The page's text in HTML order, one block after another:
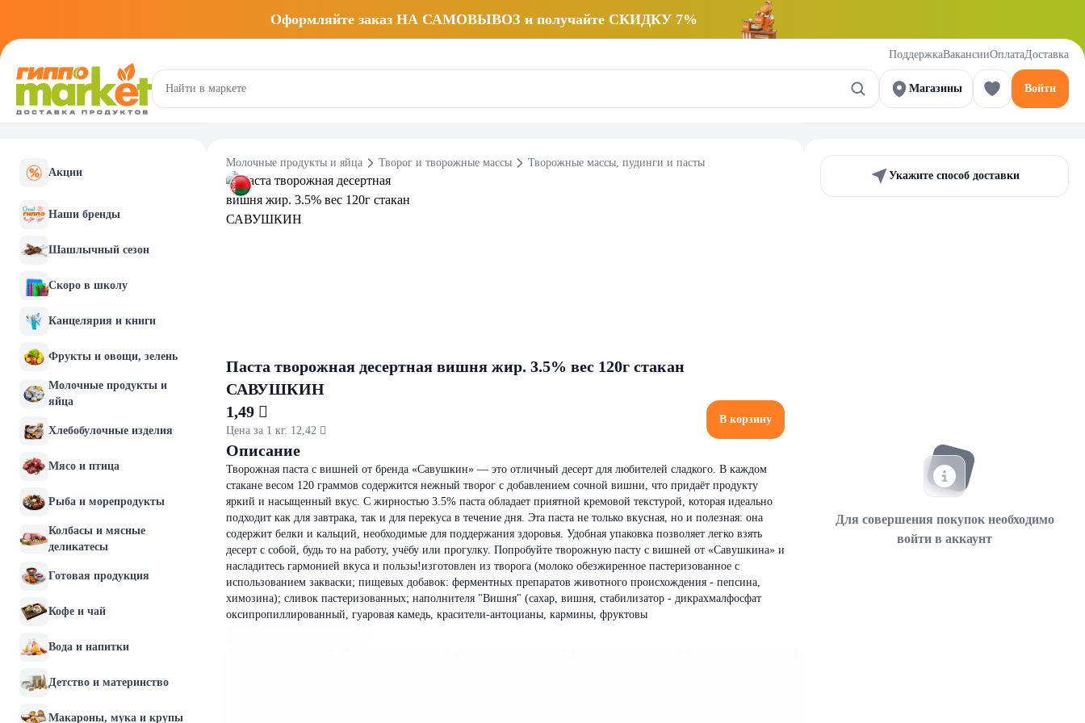
Оформляйте заказ НА САМОВЫВОЗ и получайте СКИДКУ 7%
ПоддержкаВакансииОплатаДоставка
Магазины Войти
Акции
Наши бренды
Шашлычный сезон
Скоро в школу
Канцелярия и книги
Фрукты и овощи, зелень
Молочные продукты и
яйца
Хлебобулочные изделия
Мясо и птица
Рыба и морепродукты
Колбасы и мясные
деликатесы
Готовая продукция
Кофе и чай
Вода и напитки
Детство и материнство
Макароны, мука и крупы
Молочные продукты и яйца Творог и творожные массы Творожные массы, пудинги и пасты
Паста творожная десертная вишня жир. 3.5% вес 120г стакан
САВУШКИН
1,49 
Цена за 1 кг. 12,42 
В корзину
Описание
Творожная паста с вишней от бренда «Савушкин» — это отличный десерт для любителей сладкого. В каждом
стакане весом 120 граммов содержится нежный творог с добавлением сочной вишни, что придаёт продукту
яркий и насыщенный вкус. С жирностью 3.5% паста обладает приятной кремовой текстурой, которая идеально
подходит как для завтрака, так и для перекуса в течение дня. Эта паста не только вкусная, но и полезная: она
содержит белки и кальций, необходимые для поддержания здоровья. Удобная упаковка позволяет легко взять
десерт с собой, будь то на работу, учёбу или прогулку. Попробуйте творожную пасту с вишней от «Савушкина» и
насладитесь гармонией вкуса и пользы!изготовлен из творога (молоко обезжиренное пастеризованное с
использованием закваски; пищевых добавок: ферментных препаратов животного происхождения - пепсина,
химозина); сливок пастеризованных; наполнителя "Вишня" (сахар, вишня, стабилизатор - дикрахмалфосфат
оксипропиллированный, гуаровая камедь, красители-антоцианы, кармины, фруктовы
Укажите способ доставки
Для совершения покупок необходимо
войти в аккаунт